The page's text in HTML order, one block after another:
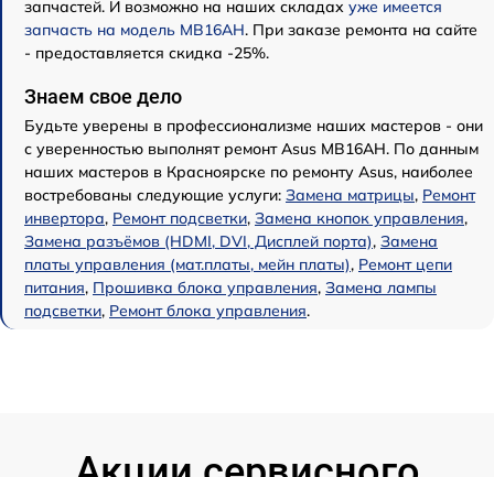
запчастей. И возможно на наших складах уже имеется
запчасть на модель MB16AH. При заказе ремонта на сайте
- предоставляется скидка -25%.
Знаем свое дело
Будьте уверены в профессионализме наших мастеров - они
с уверенностью выполнят ремонт Asus MB16AH. По данным
наших мастеров в Красноярске по ремонту Asus, наиболее
востребованы следующие услуги: Замена матрицы, Ремонт
инвертора, Ремонт подсветки, Замена кнопок управления,
Замена разъёмов (HDMI, DVI, Дисплей порта), Замена
платы управления (мат.платы, мейн платы), Ремонт цепи
питания, Прошивка блока управления, Замена лампы
подсветки, Ремонт блока управления.